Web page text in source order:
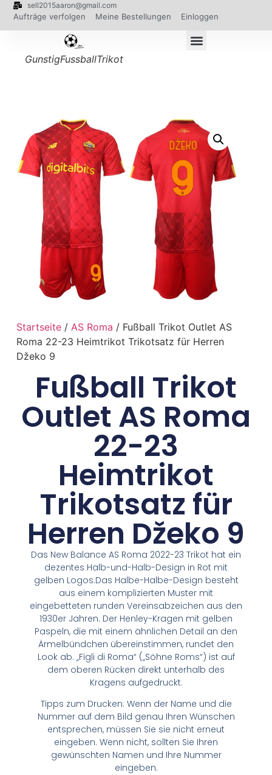
sell2015aaron@gmail.com
Aufträge verfolgen Meine Bestellungen Einloggen
GunstigFussballTrikot
Startseite/ AS Roma / Fußball Trikot Outlet AS
Roma 22-23 Heimtrikot Trikotsatz für Herren
Džeko 9
Fußball Trikot
Outlet AS Roma
22-23
Heimtrikot
Trikotsatz für
Herren Džeko 9
Das New Balance AS Roma 2022-23 Trikot hat ein
dezentes Halb-und-Halb-Design in Rot mit
gelben Logos.Das Halbe-Halbe-Design besteht
aus einem komplizierten Muster mit
eingebetteten runden Vereinsabzeichen aus den
1930er Jahren. Der Henley-Kragen mit gelben
Paspeln, die mit einem ähnlichen Detail an den
Ärmelbündchen übereinstimmen, rundet den
Look ab. „Figli di Roma“ („Söhne Roms“) ist auf
dem oberen Rücken direkt unterhalb des
Kragens aufgedruckt.
Tipps zum Drucken: Wenn der Name und die
Nummer auf dem Bild genau Ihren Wünschen
entsprechen, müssen Sie sie nicht erneut
eingeben. Wenn nicht, sollten Sie Ihren
gewünschten Namen und Ihre Nummer
eingeben.